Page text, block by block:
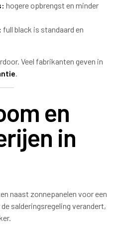
hogere opbrengst en minder
full black is standaard en
Veel fabrikanten geven in
.
en
in
naast zonnepanelen voor een
de salderingsregeling verandert,